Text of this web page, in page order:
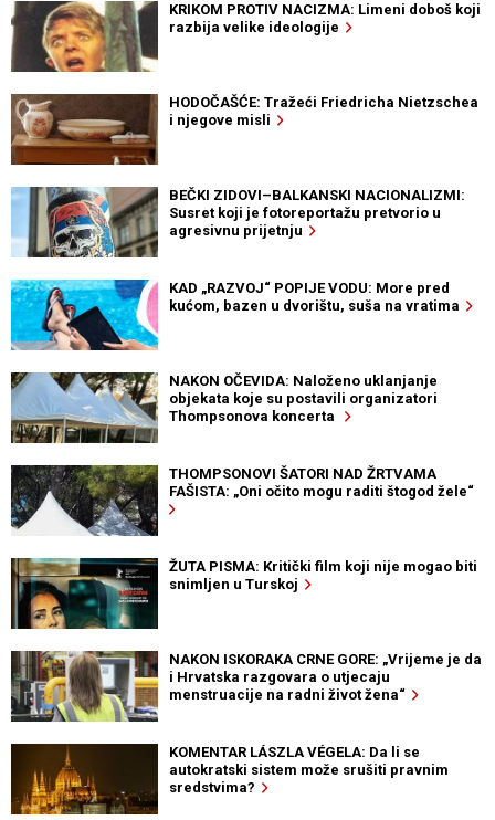
KRIKOM PROTIV NACIZMA: Limeni doboš koji
razbija velike ideologije
HODOČAŠĆE: Tražeći Friedricha Nietzschea
i njegove misli
BEČKI ZIDOVI–BALKANSKI NACIONALIZMI:
Susret koji je fotoreportažu pretvorio u
agresivnu prijetnju
KAD „RAZVOJ“ POPIJE VODU: More pred
kućom, bazen u dvorištu, suša na vratima
NAKON OČEVIDA: Naloženo uklanjanje
objekata koje su postavili organizatori
Thompsonova koncerta
THOMPSONOVI ŠATORI NAD ŽRTVAMA
FAŠISTA: „Oni očito mogu raditi štogod žele“
ŽUTA PISMA: Kritički film koji nije mogao biti
snimljen u Turskoj
NAKON ISKORAKA CRNE GORE: „Vrijeme je da
i Hrvatska razgovara o utjecaju
menstruacije na radni život žena“
KOMENTAR LÁSZLA VÉGELA: Da li se
autokratski sistem može srušiti pravnim
sredstvima?